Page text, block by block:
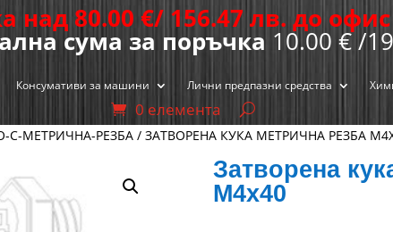
над 80.00 €/ 156.47 лв. до
сума за поръчка 10.00 € /
Консумативи за машини Лични предпазни средства
0 елемента
С-МЕТРИЧНА-РЕЗБА / ЗАТВОРЕНА КУКА МЕТРИЧНА РЕЗБА
Затворена
М4х40